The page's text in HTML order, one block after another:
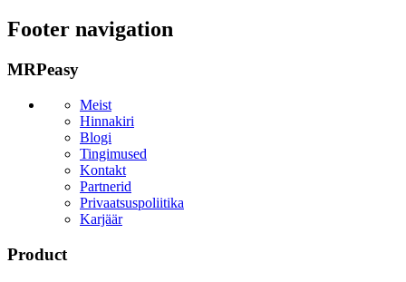
Footer navigation
MRPeasy
Meist
Hinnakiri
Blogi
Tingimused
Kontakt
Partnerid
Privaatsuspoliitika
Karjäär
Product